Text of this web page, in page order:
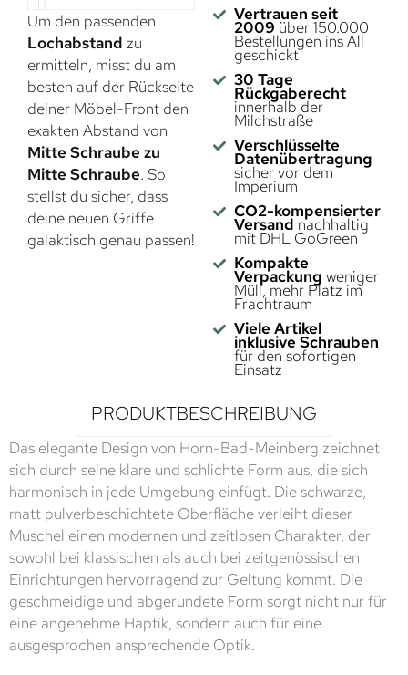
Um den passenden
Lochabstand zu
ermitteln, misst du am
besten auf der Rückseite
deiner Möbel-Front den
exakten Abstand von
Mitte Schraube zu
Mitte Schraube. So
stellst du sicher, dass
deine neuen Griffe
galaktisch genau passen!
Vertrauen seit
2009 über 150.000
Bestellungen ins All
geschickt
30 Tage
Rückgaberecht
innerhalb der
Milchstraße
Verschlüsselte
Datenübertragung
sicher vor dem
Imperium
CO2-kompensierter
Versand nachhaltig
mit DHL GoGreen
Kompakte
Verpackung weniger
Müll, mehr Platz im
Frachtraum
Viele Artikel
inklusive Schrauben
für den sofortigen
Einsatz
PRODUKTBESCHREIBUNG
Das elegante Design von Horn-Bad-Meinberg zeichnet
sich durch seine klare und schlichte Form aus, die sich
harmonisch in jede Umgebung einfügt. Die schwarze,
matt pulverbeschichtete Oberfläche verleiht dieser
Muschel einen modernen und zeitlosen Charakter, der
sowohl bei klassischen als auch bei zeitgenössischen
Einrichtungen hervorragend zur Geltung kommt. Die
geschmeidige und abgerundete Form sorgt nicht nur für
eine angenehme Haptik, sondern auch für eine
ausgesprochen ansprechende Optik.